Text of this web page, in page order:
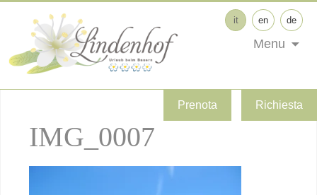
Prenota Richiesta
it en de
Menu
IMG_0007